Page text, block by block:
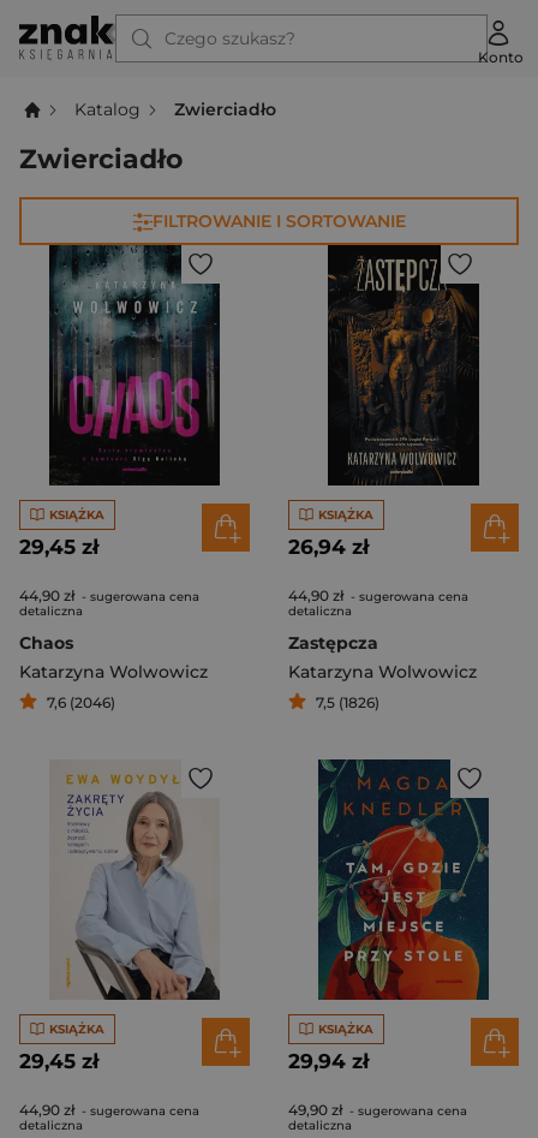
Czego szukasz?
Konto
Katalog Zwierciadło
Zwierciadło
FILTROWANIE I SORTOWANIE
KSIĄŻKA
29,45 zł
44,90 zł - sugerowana cena
detaliczna
Chaos
Katarzyna Wolwowicz
7,6 (2046)
KSIĄŻKA
26,94 zł
44,90 zł - sugerowana cena
detaliczna
Zastępcza
Katarzyna Wolwowicz
7,5 (1826)
KSIĄŻKA
29,45 zł
44,90 zł - sugerowana cena
detaliczna
KSIĄŻKA
29,94 zł
49,90 zł - sugerowana cena
detaliczna